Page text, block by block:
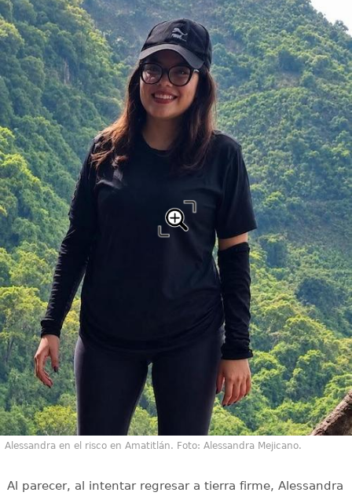
Alessandra en el risco en Amatitlán. Foto: Alessandra Mejicano.
Al parecer, al intentar regresar a tierra firme, Alessandra